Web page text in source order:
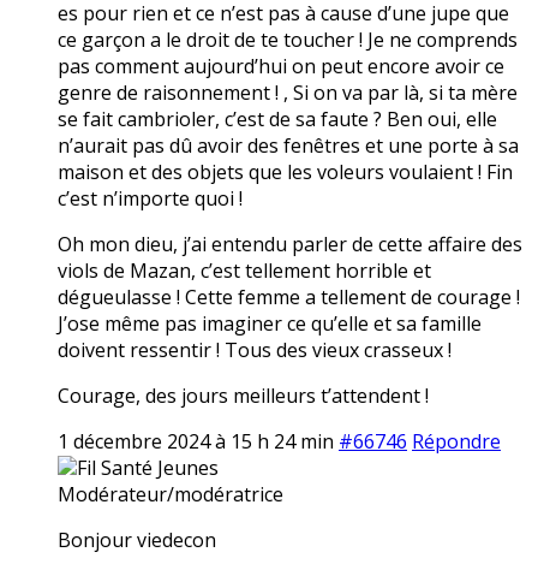
es pour rien et ce n’est pas à cause d’une jupe que
ce garçon a le droit de te toucher ! Je ne comprends
pas comment aujourd’hui on peut encore avoir ce
genre de raisonnement ! , Si on va par là, si ta mère
se fait cambrioler, c’est de sa faute ? Ben oui, elle
n’aurait pas dû avoir des fenêtres et une porte à sa
maison et des objets que les voleurs voulaient ! Fin
c’est n’importe quoi !
Oh mon dieu, j’ai entendu parler de cette affaire des
viols de Mazan, c’est tellement horrible et
dégueulasse ! Cette femme a tellement de courage !
J’ose même pas imaginer ce qu’elle et sa famille
doivent ressentir ! Tous des vieux crasseux !
Courage, des jours meilleurs t’attendent !
1 décembre 2024 à 15 h 24 min #66746 Répondre
Fil Santé Jeunes
Modérateur/modératrice
Bonjour viedecon